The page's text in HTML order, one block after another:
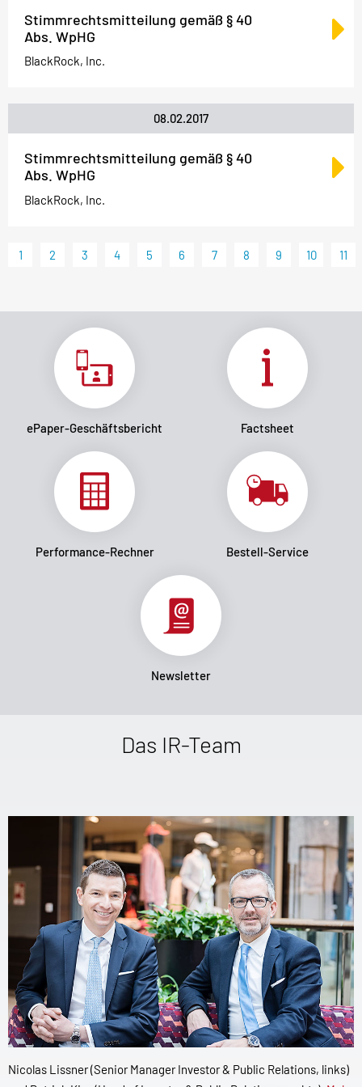
Stimmrechtsmitteilung gemäß § 40
Abs. WpHG
BlackRock, Inc.
08.02.2017
Stimmrechtsmitteilung gemäß § 40
Abs. WpHG
BlackRock, Inc.
1 2 3 4 5 6 7 8 9 10 11
ePaper-Geschäftsbericht Factsheet
Performance-Rechner Bestell-Service
Newsletter
Das IR-Team
Nicolas Lissner (Senior Manager Investor & Public Relations, links)